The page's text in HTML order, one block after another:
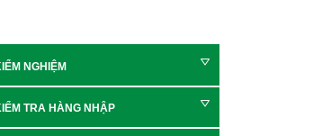
NGHIỆM
TRA HÀNG NHẬP